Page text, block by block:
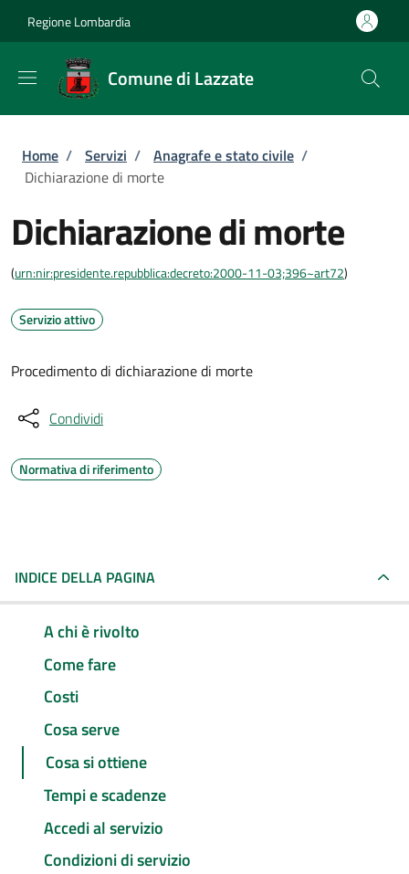
Regione Lombardia
Comune di Lazzate
Briciole di pane
Home / Servizi / Anagrafe e stato civile /
Dichiarazione di morte
Dichiarazione di morte
(urn:nir:presidente.repubblica:decreto:2000-11-03;396~art72)
Servizio attivo
Procedimento di dichiarazione di morte
Condividi
Normativa di riferimento
INDICE DELLA PAGINA
A chi è rivolto
Come fare
Costi
Cosa serve
Cosa si ottiene
Tempi e scadenze
Accedi al servizio
Condizioni di servizio